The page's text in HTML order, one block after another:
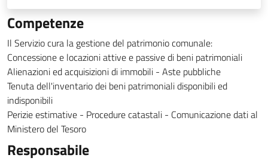
Competenze
Il Servizio cura la gestione del patrimonio comunale:
Concessione e locazioni attive e passive di beni patrimoniali
Alienazioni ed acquisizioni di immobili - Aste pubbliche
Tenuta dell'inventario dei beni patrimoniali disponibili ed
indisponibili
Perizie estimative - Procedure catastali - Comunicazione dati al
Ministero del Tesoro
Responsabile